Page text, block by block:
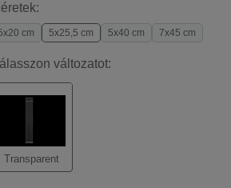
cm 5x25,5 cm 5x40 cm 7x45 cm
változatot:
Transparent